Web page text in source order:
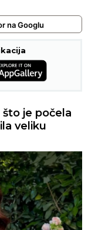
na Googlu
što je počela
veliku